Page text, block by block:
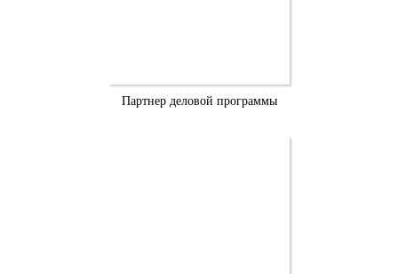
Партнер деловой программы